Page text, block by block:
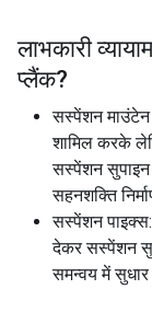
लाभकारी
प्लैंक?
सस्पेंशन माउंटेन
शामिल करके
सस्पेंशन
सहनशक्ति
सस्पेंशन
देकर सस्पेंशन
समन्वय में